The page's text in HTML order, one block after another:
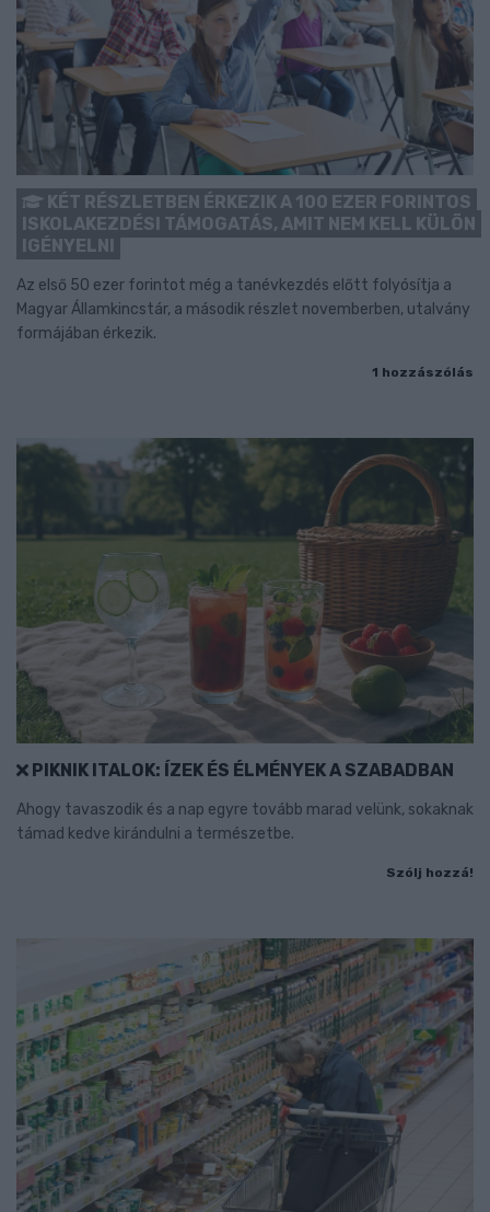
KÉT RÉSZLETBEN ÉRKEZIK A 100 EZER FORINTOS
ISKOLAKEZDÉSI TÁMOGATÁS, AMIT NEM KELL KÜLÖN
IGÉNYELNI
Az első 50 ezer forintot még a tanévkezdés előtt folyósítja a
Magyar Államkincstár, a második részlet novemberben, utalvány
formájában érkezik.
1 hozzászólás
PIKNIK ITALOK: ÍZEK ÉS ÉLMÉNYEK A SZABADBAN
Ahogy tavaszodik és a nap egyre tovább marad velünk, sokaknak
támad kedve kirándulni a természetbe.
Szólj hozzá!